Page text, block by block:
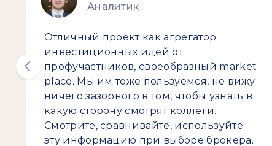
Аналитик
Отличный проект как агрегатор
инвестиционных идей от
профучастников, своеобразный market
place. Мы им тоже пользуемся, не вижу
ничего зазорного в том, чтобы узнать в
какую сторону смотрят коллеги.
Смотрите, сравнивайте, используйте
эту информацию при выборе брокера.